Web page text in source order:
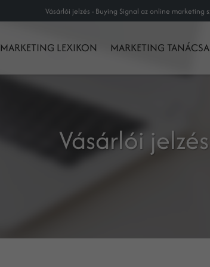
Vásárlói jelzés - Buying Signal az online marketing
MARKETING LEXIKON MARKETING
Vásárlói jelzés